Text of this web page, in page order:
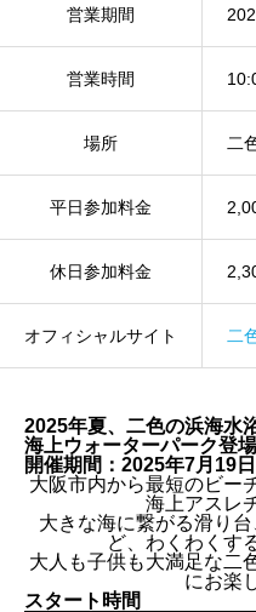
営業期間
営業時間
場所 二
平日参加料金
休日参加料金
オフィシャルサイト 二
2025年夏、二色の浜海水
海上ウォーターパーク登場
開催期間：2025年7月19
大阪市内から最短のビー
海上アスレ
大きな海に繋がる滑り
ど、わくわくす
大人も子供も大満足な二
にお楽
スタート時間